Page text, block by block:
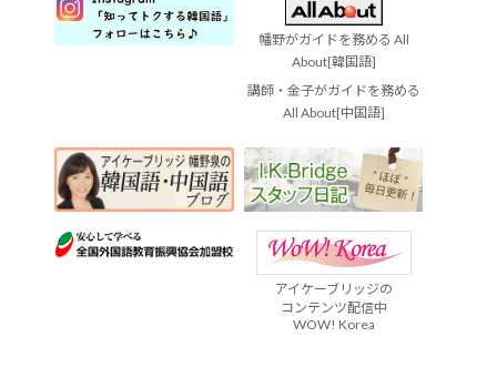
幡野がガイドを務める All
About[韓国語]
講師・金子がガイドを務める
All About[中国語]
アイケーブリッジの
コンテンツ配信中
WOW! Korea